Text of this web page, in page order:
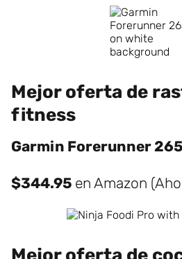
Mejor oferta de
fitness
Garmin Forerunner
$344.95 en Amazon